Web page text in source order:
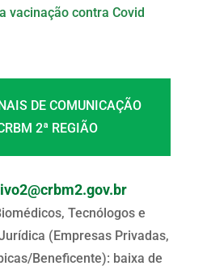
vacinação contra Covid
DE COMUNICAÇÃO
2ª REGIÃO
Tecnólogos e
(Empresas Privadas,
Beneficente): baixa de